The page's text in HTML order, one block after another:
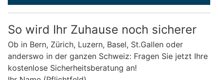
So wird Ihr Zuhause noch sicherer
Ob in Bern, Zürich, Luzern, Basel, St.Gallen oder
anderswo in der ganzen Schweiz: Fragen Sie jetzt Ihre
kostenlose Sicherheitsberatung an!